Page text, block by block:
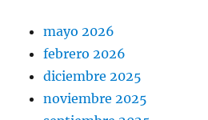
mayo 2026
febrero 2026
diciembre 2025
noviembre 2025